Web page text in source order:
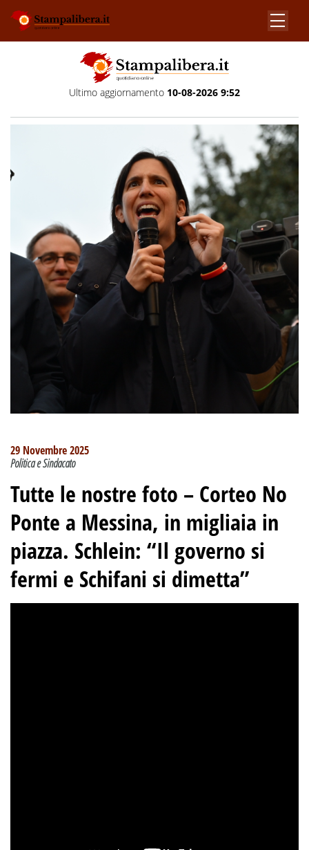
Ultimo aggiornamento 10-08-2026 9:52
29 Novembre 2025
Politica e Sindacato
Tutte le nostre foto – Corteo No
Ponte a Messina, in migliaia in
piazza. Schlein: “Il governo si
fermi e Schifani si dimetta”